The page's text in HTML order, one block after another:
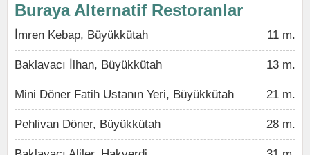
Buraya Alternatif Restoranlar
İmren Kebap, Büyükkütah 11 m.
Baklavacı İlhan, Büyükkütah 13 m.
Mini Döner Fatih Ustanın Yeri, Büyükkütah 21 m.
Pehlivan Döner, Büyükkütah 28 m.